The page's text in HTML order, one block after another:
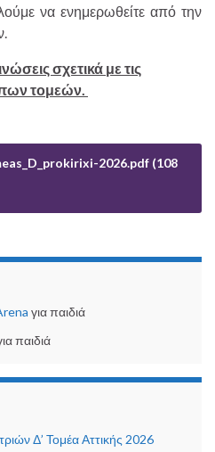
να ενημερωθείτε από την
σχετικά με τις
τομεών.
2026.pdf (108
για παιδιά
παιδιά
Δ’ Τομέα Αττικής 2026